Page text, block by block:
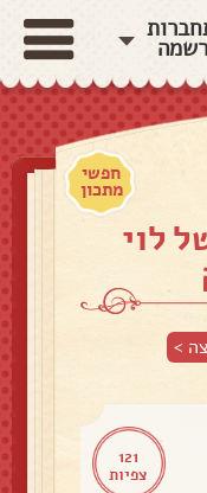
חפשי
מתכון
לוי
>
121
צפיות